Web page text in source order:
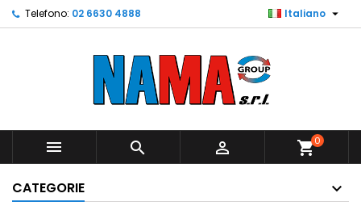
Telefono: 02 6630 4888 Italiano 
   shopping_cart0
CATEGORIE